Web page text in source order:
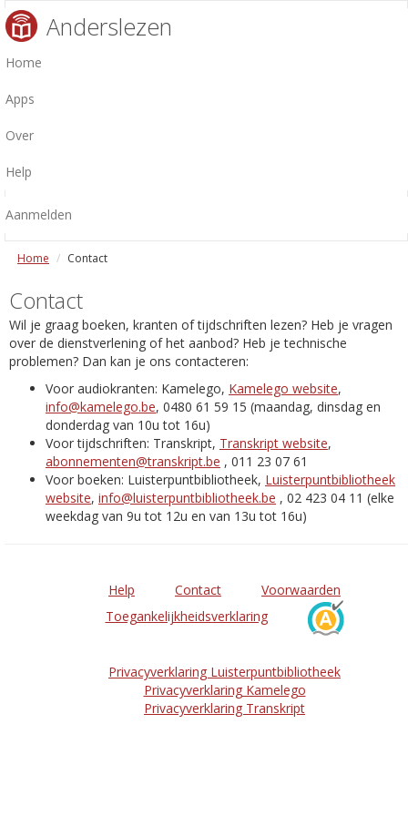
Anderslezen
Home
Apps
Over
Help
Aanmelden
Home Contact
Contact
Wil je graag boeken, kranten of tijdschriften lezen? Heb je vragen
over de dienstverlening of het aanbod? Heb je technische
problemen? Dan kan je ons contacteren:
Voor audiokranten: Kamelego, Kamelego website,
info@kamelego.be, 0480 61 59 15 (maandag, dinsdag en
donderdag van 10u tot 16u)
Voor tijdschriften: Transkript, Transkript website,
abonnementen@transkript.be , 011 23 07 61
Voor boeken: Luisterpuntbibliotheek, Luisterpuntbibliotheek
website, info@luisterpuntbibliotheek.be , 02 423 04 11 (elke
weekdag van 9u tot 12u en van 13u tot 16u)
Help Contact
Voorwaarden
Toegankelijkheidsverklaring
Privacyverklaring Luisterpuntbibliotheek
Privacyverklaring Kamelego
Privacyverklaring Transkript